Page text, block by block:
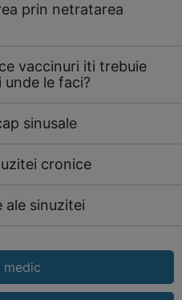
prin netratarea
vaccinuri iti trebuie
le faci?
sinusale
cronice
ale sinuzitei
medic